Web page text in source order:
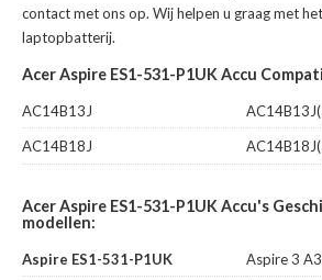
contact met ons op. Wij helpen u graag met
laptopbatterij.
Acer Aspire ES1-531-P1UK Accu
AC14B13J
AC14B18J
Acer Aspire ES1-531-P1UK Accu's
modellen:
Aspire ES1-531-P1UK
Aspire 3